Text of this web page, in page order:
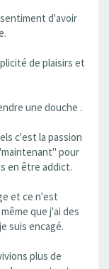
d'avoir
de plaisirs et
une douche .
c'est la passion
pour
en être addict.
et ce n'est
que j'ai des
suis encagé.
plus de